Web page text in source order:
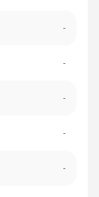
-
-
-
-
-